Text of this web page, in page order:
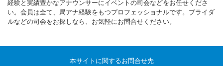
経験と実績豊かなアナウンサーにイベントの司会などをお任せくださ
い。会員は全て、局アナ経験をもつプロフェッショナルです。ブライダ
ルなどの司会をお探しなら、お気軽にお問合せください。
本サイトに関するお問合せ先